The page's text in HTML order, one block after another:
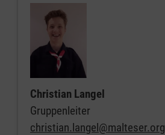
Christian Langel
Gruppenleiter
christian.langel@malteser.org